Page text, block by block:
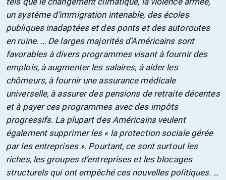
un système d’immigration intenable, des écoles
publiques inadaptées et des ponts et des autoroutes
en ruine. … De larges majorités d’Américains sont
favorables à divers programmes visant à fournir des
emplois, à augmenter les salaires, à aider les
chômeurs, à fournir une assurance médicale
universelle, à assurer des pensions de retraite décentes
et à payer ces programmes avec des impôts
progressifs. La plupart des Américains veulent
également supprimer les « la protection sociale gérée
par les entreprises ». Pourtant, ce sont surtout les
riches, les groupes d’entreprises et les blocages
structurels qui ont empêché ces nouvelles politiques. …